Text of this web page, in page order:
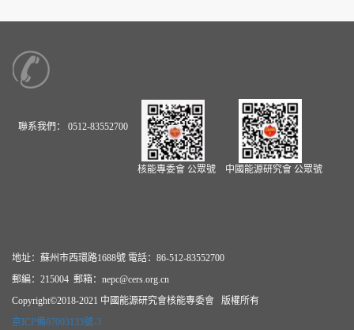
聯系我們： 0512-83552700
核能專委會 公眾號 中國能源研究會 公眾號
地址：蘇州市西環路1688號 電話：86-512-83552700
郵編：215004 郵箱：nepc@cers.org.cn
Copyright©2018-2021 中國能源研究會核能專委會 版權所有
京ICP備07003133號-3